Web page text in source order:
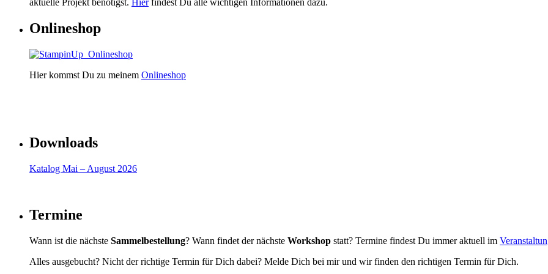
Onlineshop
Hier kommst Du zu meinem Onlineshop
Downloads
Katalog Mai – August 2026
Termine
Wann ist die nächste Sammelbestellung? Wann findet der nächste Workshop statt? Termine findest Du immer aktuell im
Alles ausgebucht? Nicht der richtige Termin für Dich dabei? Melde Dich bei mir und wir finden den richtigen Termin für Dich.